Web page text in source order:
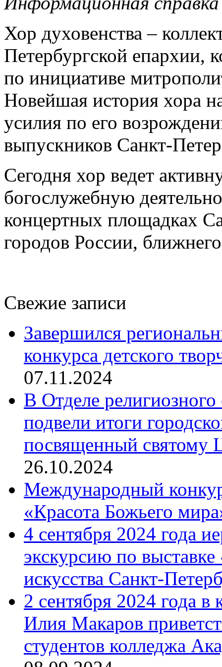
Хор духовенства –
Петербургской епархии,
по инициативе
Новейшая история хора
усилия по его
выпускников Санкт-
Сегодня хор ведет
богослужебную
концертных площадках
городов России,
Свежие записи
Завершился
конкурса детского
07.11.2024
В Отделе религиозного
подвели итоги
посвященный святому
26.10.2024
Международный
«Красота Божьего
4 сентября 2024 года
экскурсию по
искусства Санкт-
2 сентября 2024 года
Илия Макаров
студентов колледжа